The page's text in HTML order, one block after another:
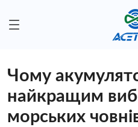
Чому
найкращим
морських